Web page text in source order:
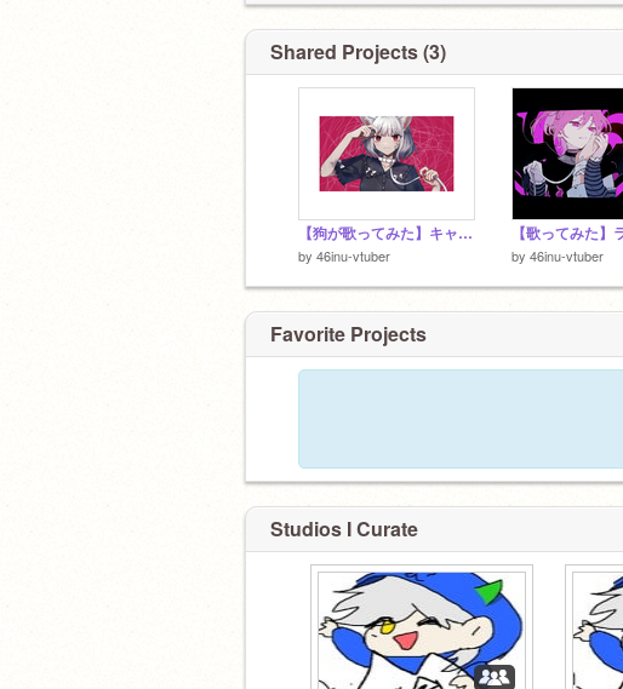
専属絵師様@wasuraruru様@akuryu様
Shared Projects (3)
【狗が歌ってみた】キャットラビング/46狗
by 46inu-vtuber by 46inu-vtuber
Favorite Projects
Studios I Curate